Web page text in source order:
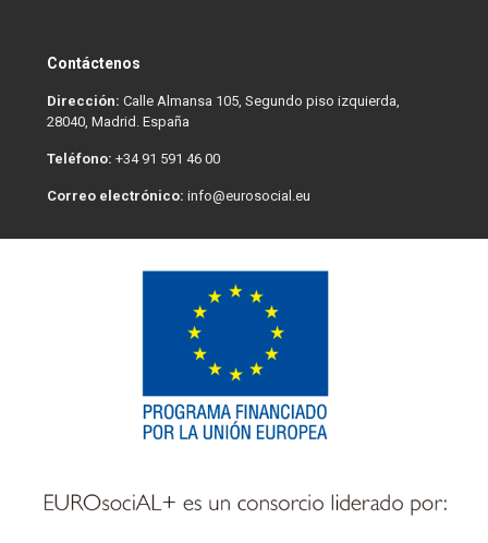
Contáctenos
Dirección: Calle Almansa 105, Segundo piso izquierda,
28040, Madrid. España
Teléfono: +34 91 591 46 00
Correo electrónico: info@eurosocial.eu